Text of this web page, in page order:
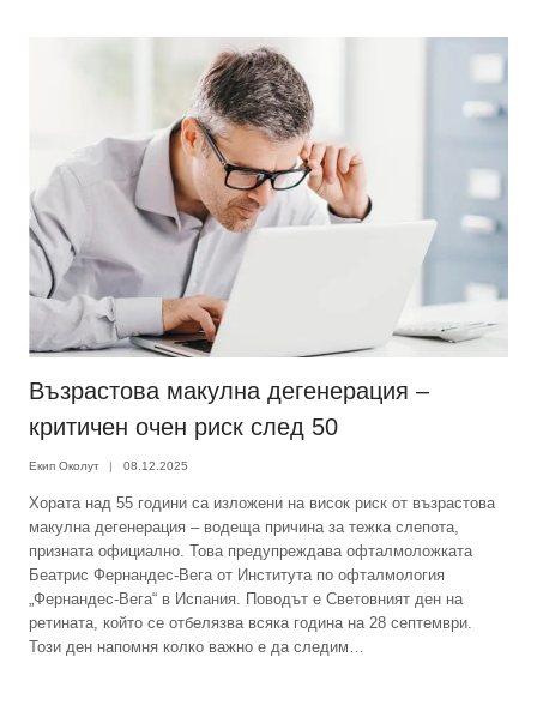
Възрастова макулна дегенерация –
критичен очен риск след 50
Екип Околут 08.12.2025
Хората над 55 години са изложени на висок риск от възрастова
макулна дегенерация – водеща причина за тежка слепота,
призната официално. Това предупреждава офталмоложката
Беатрис Фернандес-Вега от Института по офталмология
„Фернандес-Вега“ в Испания. Поводът е Световният ден на
ретината, който се отбелязва всяка година на 28 септември.
Този ден напомня колко важно е да следим…